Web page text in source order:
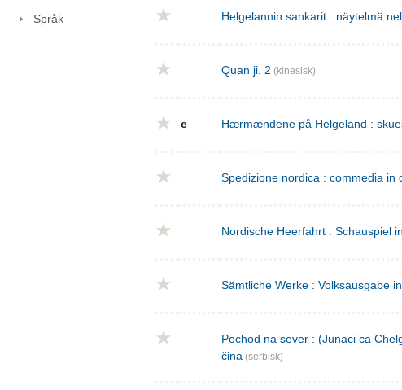
Språk Helgelannin sankarit : näytelmä
Quan ji. 2 (kinesisk)
e Hærmændene på Helgeland :
Spedizione nordica : commedia in
Nordische Heerfahrt : Schauspiel
Sämtliche Werke : Volksausgabe
Pochod na sever : (Junaci ca
čina (serbisk)